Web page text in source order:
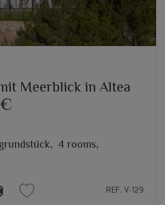
Meerblick in Altea
grundstück, 4 rooms,
REF. V-129